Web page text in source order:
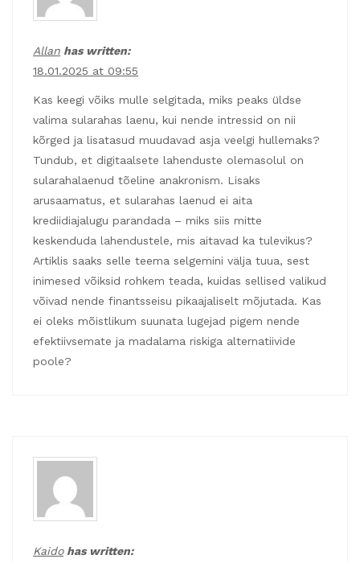
Allan has written:
18.01.2025 at 09:55
Kas keegi võiks mulle selgitada, miks peaks üldse
valima sularahas laenu, kui nende intressid on nii
kõrged ja lisatasud muudavad asja veelgi hullemaks?
Tundub, et digitaalsete lahenduste olemasolul on
sularahalaenud tõeline anakronism. Lisaks
arusaamatus, et sularahas laenud ei aita
krediidiajalugu parandada – miks siis mitte
keskenduda lahendustele, mis aitavad ka tulevikus?
Artiklis saaks selle teema selgemini välja tuua, sest
inimesed võiksid rohkem teada, kuidas sellised valikud
võivad nende finantsseisu pikaajaliselt mõjutada. Kas
ei oleks mõistlikum suunata lugejad pigem nende
efektiivsemate ja madalama riskiga alternatiivide
poole?
Kaidohas written: